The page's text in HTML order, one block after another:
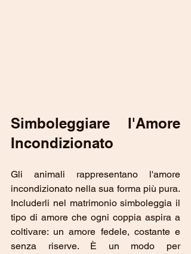
Simboleggiare l'Amore
Incondizionato
Gli animali rappresentano l'amore
incondizionato nella sua forma più pura.
Includerli nel matrimonio simboleggia il
tipo di amore che ogni coppia aspira a
coltivare: un amore fedele, costante e
senza riserve. È un modo per